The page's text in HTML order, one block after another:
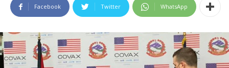
Facebook Twitter WhatsApp